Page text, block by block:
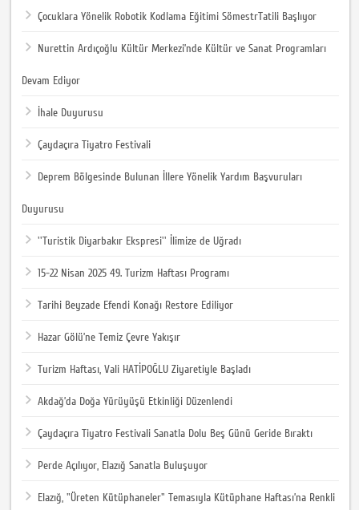
Çocuklara Yönelik Robotik Kodlama Eğitimi SömestrTatili Başlıyor
Nurettin Ardıçoğlu Kültür Merkezi’nde Kültür ve Sanat Programları
Devam Ediyor
İhale Duyurusu
Çaydaçıra Tiyatro Festivali
Deprem Bölgesinde Bulunan İllere Yönelik Yardım Başvuruları
Duyurusu
''Turistik Diyarbakır Ekspresi'' İlimize de Uğradı
15-22 Nisan 2025 49. Turizm Haftası Programı
Tarihi Beyzade Efendi Konağı Restore Ediliyor
Hazar Gölü’ne Temiz Çevre Yakışır
Turizm Haftası, Vali HATİPOĞLU Ziyaretiyle Başladı
Akdağ’da Doğa Yürüyüşü Etkinliği Düzenlendi
Çaydaçıra Tiyatro Festivali Sanatla Dolu Beş Günü Geride Bıraktı
Perde Açılıyor, Elazığ Sanatla Buluşuyor
Elazığ, "Üreten Kütüphaneler" Temasıyla Kütüphane Haftası’na Renkli